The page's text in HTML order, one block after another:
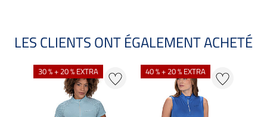
LES CLIENTS ONT ÉGALEMENT ACHETÉ
30 % + 20 % EXTRA 40 % + 20 % EXTRA